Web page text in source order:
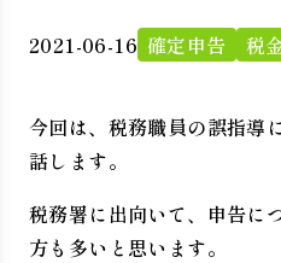
2021-06-16 確定申告 税
今回は、税務職員の誤指導
話します。
税務署に出向いて、申告に
方も多いと思います。